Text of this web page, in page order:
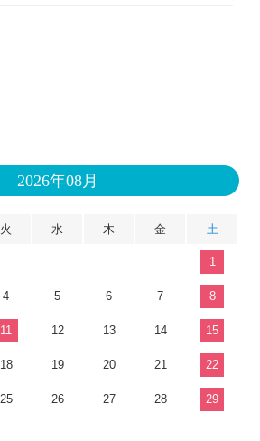
2026年08月
火 水 木 金 土
1
4 5 6 7 8
11 12 13 14 15
18 19 20 21 22
25 26 27 28 29